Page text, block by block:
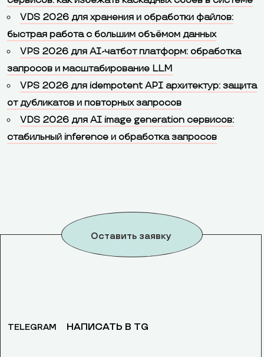
VDS 2026 для хранения и обработки файлов:
быстрая работа с большим объёмом данных
VPS 2026 для AI-чатбот платформ: обработка
запросов и масштабирование LLM
VPS 2026 для idempotent API архитектур: защита
от дубликатов и повторных запросов
VDS 2026 для AI image generation сервисов:
стабильный inference и обработка запросов
Оставить заявку
TELEGRAM НАПИСАТЬ В TG